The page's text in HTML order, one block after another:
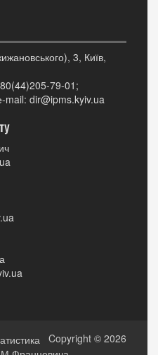
3, Київ,
79-01;
dir@ipms.kyiv.ua
Copyright © 2026